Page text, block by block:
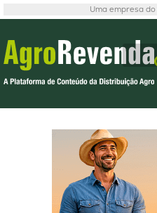
Uma empresa do